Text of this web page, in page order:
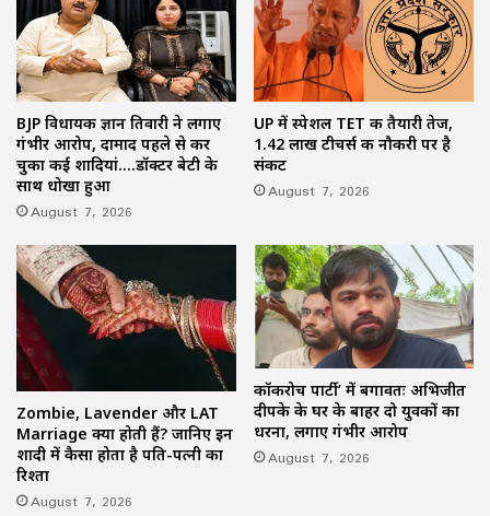
BJP विधायक ज्ञान तिवारी ने लगाए
गंभीर आरोप, दामाद पहले से कर
चुका कई शादियां….डॉक्टर बेटी के
साथ धोखा हुआ
August 7, 2026
UP में स्पेशल TET की तैयारी तेज,
1.42 लाख टीचर्स की नौकरी पर है
संकट
August 7, 2026
Zombie, Lavender और LAT
Marriage क्या होती हैं? जानिए इन
शादी में कैसा होता है पति-पत्नी का
रिश्ता
August 7, 2026
कॉकरोच पार्टी’ में बगावतः अभिजीत
दीपके के घर के बाहर दो युवकों का
धरना, लगाए गंभीर आरोप
August 7, 2026